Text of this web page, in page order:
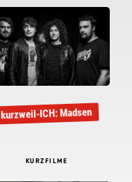
kurzweil-ICH: Madsen
KURZFILME